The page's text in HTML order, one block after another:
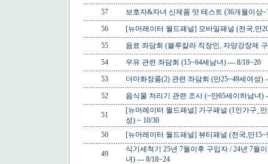
57
보호자&자녀 신제품 맛 테스트 (36개월이상
56
[뉴머레이터 월드패널] 모바일패널 (전국,만
55
음료 좌담회 (블루칼라 직장인, 자양강장제
54
우유 관련 좌담회 (15~64세남녀) --- 8/18~20
53
더마화장품(2) 관련 좌담회 (만25~49세여성)
52
음식물 처리기 관련 조사 (~만65세이하남녀)
51
[뉴머레이터 월드패널] 가구패널 (1인가구_
성) ~ 10/30
50
[뉴머레이터 월드패널] 뷰티패널 (전국,만
49
식기세척기 25년 7월이후 구입자 / 24년 7월
녀) --- 8/18~24